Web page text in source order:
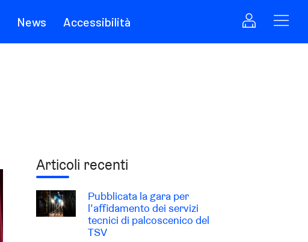
News Accessibilità
Articoli recenti
Pubblicata la gara per
l’affidamento dei servizi
tecnici di palcoscenico del
TSV